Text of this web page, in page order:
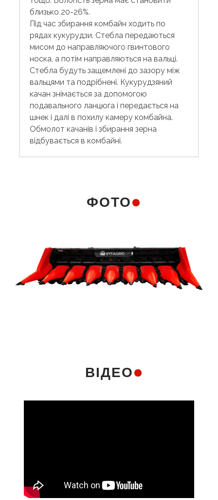
близько 20-26%.
Під час збирання комбайн ходить по
рядах кукурудзи. Стебла передаються
мисом до направляючого гвинтового
носка, а потім направляються на вальці.
Стебла будуть защемлені до зазору між
вальцями та подрібнені. Кукурудзяний
качан знімається за допомогою
подавального ланцюга і передається на
шнек і далі в похилу камеру комбайна.
Обмолот качанів і збирання зерна
відбувається в комбайні.
ФОТО
ВІДЕО